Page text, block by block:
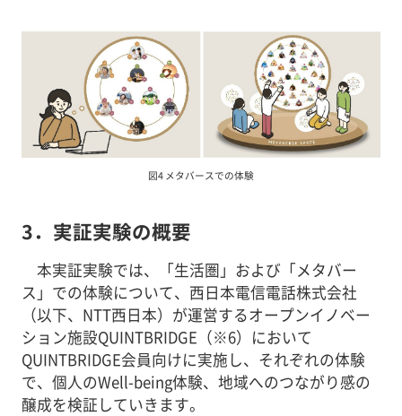
図4 メタバースでの体験
3．実証実験の概要
本実証実験では、「生活圏」および「メタバー
ス」での体験について、西日本電信電話株式会社
（以下、NTT西日本）が運営するオープンイノベー
ション施設QUINTBRIDGE（※6）において
QUINTBRIDGE会員向けに実施し、それぞれの体験
で、個人のWell-being体験、地域へのつながり感の
醸成を検証していきます。